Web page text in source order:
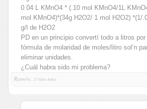
0.04 L KMnO4 * (.10 mol KMnO4/1L
mol KMnO4)*(34g H2O2/ 1 mol H2O2) *(1/
g/l de H2O2
PD en un principio convertí todo a litros
fórmula de molaridad de moles/litro sol’n
eliminar unidades.
¿Cuál habra sido mi problema?
Ramón,
13 Años Antes